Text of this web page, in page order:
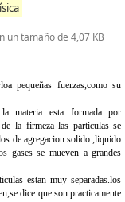
un tamaño de 4,07 KB
pequeñas fuerzas,como su
materia esta formada por
de la firmeza las particulas se
de agregacion:solido ,liquido
gases se mueven a grandes
estan muy separadas.los
dice que son practicamente